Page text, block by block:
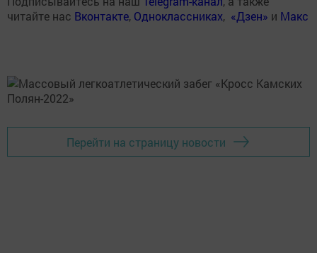
читайте нас Вконтакте, Одноклассниках, «Дзен» и Макс
Перейти на страницу новости